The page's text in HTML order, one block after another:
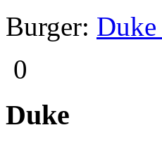
Burger:
0
Duke